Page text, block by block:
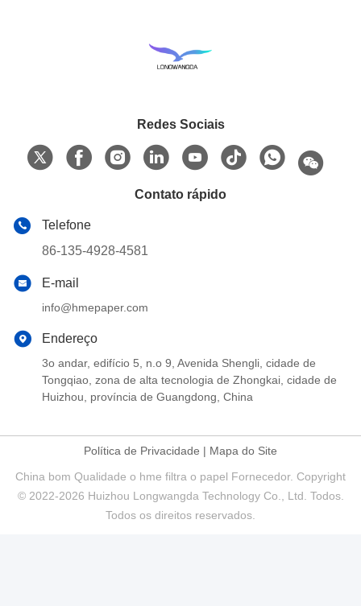
Redes Sociais
Contato rápido
Telefone
86-135-4928-4581
E-mail
info@hmepaper.com
Endereço
3o andar, edifício 5, n.o 9, Avenida Shengli, cidade de
Tongqiao, zona de alta tecnologia de Zhongkai, cidade de
Huizhou, província de Guangdong, China
Política de Privacidade | Mapa do Site
China bom Qualidade o hme filtra o papel Fornecedor. Copyright
© 2022-2026 Huizhou Longwangda Technology Co., Ltd. Todos.
Todos os direitos reservados.